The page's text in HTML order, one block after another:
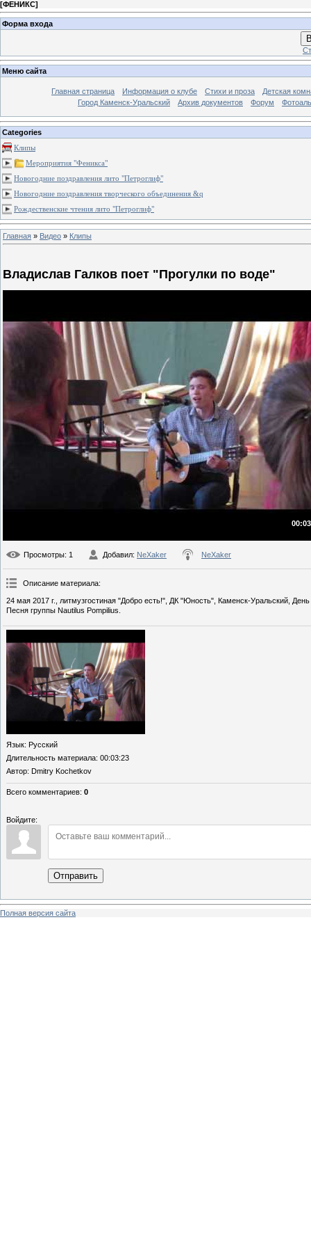
[ФЕНИКС]
Форма входа
Меню сайта
Главная страница Информация о клубе Стихи и проза
Детская
Город Каменск-Уральский
Архив документов Форум
Categories
Клипы
Мероприятия "Феникса"
Новогодние поздравления лито "Петроглиф"
Новогодние поздравления творческого объединения &q
Рождественские чтения лито "Петроглиф"
Главная » Видео » Клипы
Владислав Галков поет "Прогулки по воде"
Просмотры: 1 Добавил: NeXaker NeXaker
Описание материала:
24 мая 2017 г., литмузгостиная "Добро есть!", ДК "Юность", Каменск-Уральский,
Песня группы Nautilus Pompilius.
Язык: Русский
Длительность материала: 00:03:23
Автор: Dmitry Kochetkov
Всего комментариев: 0
Войдите:
Отправить
Полная версия сайта